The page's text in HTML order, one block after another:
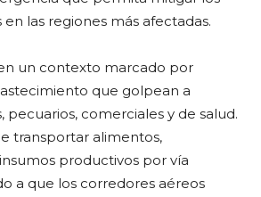
en las regiones más afectadas.
un contexto marcado por
que golpean a
pecuarios, comerciales y de salud.
transportar alimentos,
productivos por vía
a que los corredores aéreos